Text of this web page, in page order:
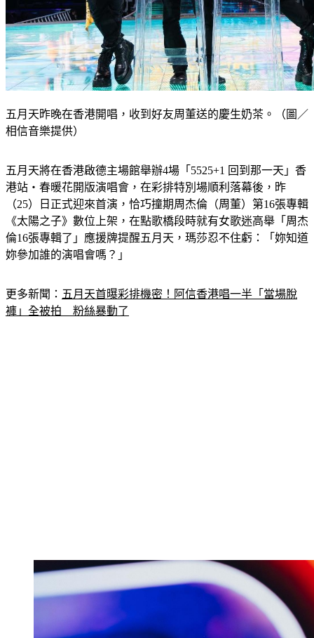
五月天昨晚在香港開唱，收到好友周董送的慶生奶茶。（圖／
五月天將在香港啟德主場館舉辦4場「5525+1 回到那一天」香
港站・春暖花開版演唱會，在彩排特別場順利落幕後，昨
（25）日正式迎來首演，恰巧撞期周杰倫（周董）第16張專輯
《太陽之子》數位上架，在點歌橋段時就有女歌迷高舉「周杰
倫16張專輯了」應援牌提醒五月天，瑪莎忍不住虧：「妳知道
更多新聞： 五月天首曝彩排機密！阿信香港唱一半「當場脫